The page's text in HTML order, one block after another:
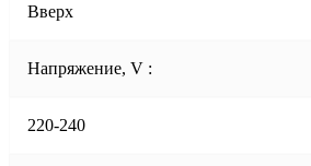
Вверх
Напряжение, V :
220-240